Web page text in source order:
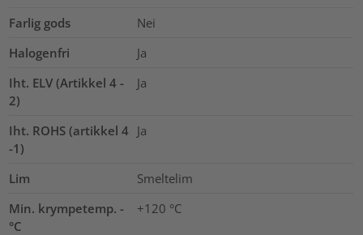
Farlig gods
Nei
Halogenfri
Ja
Iht. ELV (Artikkel 4 -
2)
Ja
Iht. ROHS (artikkel 4
-1)
Ja
Lim
Smeltelim
Min. krympetemp. -
°C
+120 °C